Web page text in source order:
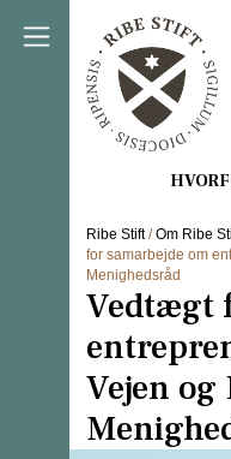
Direkte til
Ribe Stift/Om Ribe
for samarbejde om
Menighedsråd
Vedtægt
Vejen